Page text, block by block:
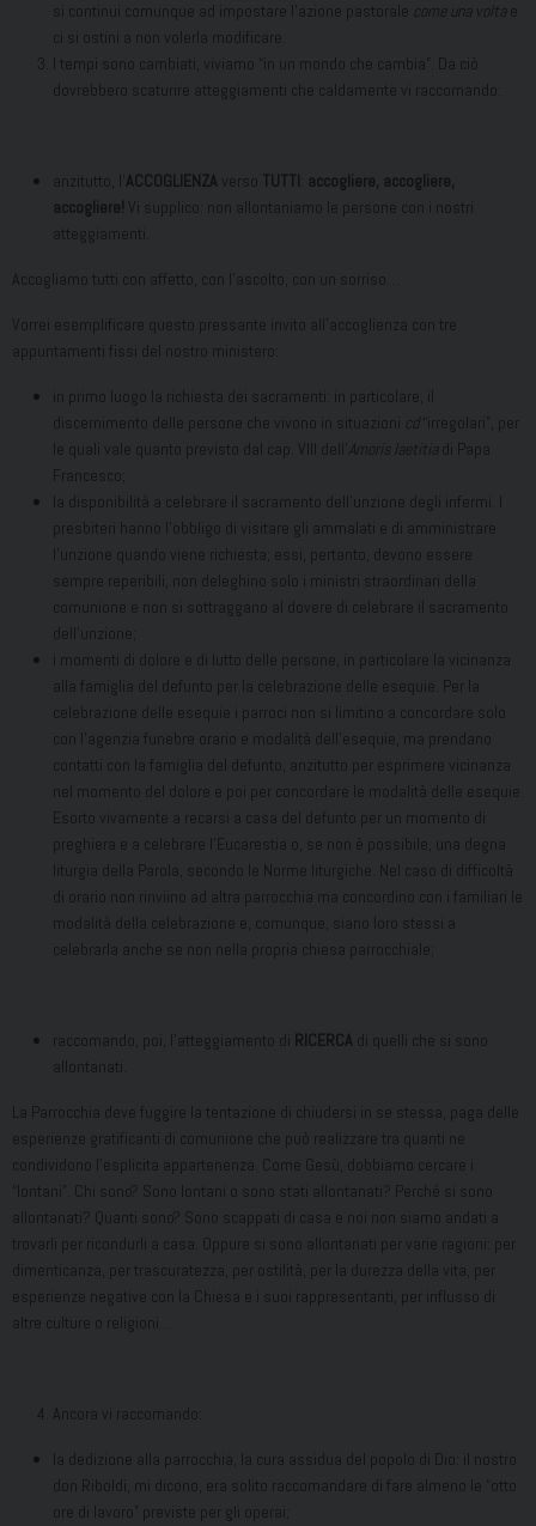
si continui comunque ad impostare l’azione pastorale come una volta e
ci si ostini a non volerla modificare.
I tempi sono cambiati, viviamo “in un mondo che cambia”. Da ciò
dovrebbero scaturire atteggiamenti che caldamente vi raccomando:
anzitutto, l’ACCOGLIENZA verso TUTTI
accogliere, accogliere,
accogliere! Vi supplico: non allontaniamo le persone con i nostri
atteggiamenti.
Accogliamo tutti con affetto, con l’ascolto, con un sorriso…
Vorrei esemplificare questo pressante invito all’accoglienza con tre
appuntamenti fissi del nostro ministero:
in primo luogo la richiesta dei sacramenti: in particolare, il
discernimento delle persone che vivono in situazioni cd“irregolari”, per
le quali vale quanto previsto dal cap. VIII dell’ Amoris laetitia di Papa
Francesco;
la disponibilità a celebrare il sacramento dell’unzione degli infermi. I
presbiteri hanno l’obbligo di visitare gli ammalati e di amministrare
l’unzione quando viene richiesta; essi, pertanto, devono essere
sempre reperibili, non deleghino solo i ministri straordinari della
comunione e non si sottraggano al dovere di celebrare il sacramento
dell’unzione;
i momenti di dolore e di lutto delle persone, in particolare la vicinanza
alla famiglia del defunto per la celebrazione delle esequie. Per la
celebrazione delle esequie i parroci non si limitino a concordare solo
con l’agenzia funebre orario e modalità dell’esequie, ma prendano
contatti con la famiglia del defunto, anzitutto per esprimere vicinanza
nel momento del dolore e poi per concordare le modalità delle esequie.
Esorto vivamente a recarsi a casa del defunto per un momento di
preghiera e a celebrare l’Eucarestia o, se non è possibile, una degna
liturgia della Parola, secondo le Norme liturgiche. Nel caso di difficoltà
di orario non rinviino ad altra parrocchia ma concordino con i familiari le
modalità della celebrazione e, comunque, siano loro stessi a
celebrarla anche se non nella propria chiesa parrocchiale;
raccomando, poi, l’atteggiamento di RICERCA di quelli che si sono
allontanati.
La Parrocchia deve fuggire la tentazione di chiudersi in se stessa, paga delle
esperienze gratificanti di comunione che può realizzare tra quanti ne
condividono l’esplicita appartenenza. Come Gesù, dobbiamo cercare i
“lontani”. Chi sono? Sono lontani o sono stati allontanati? Perché si sono
allontanati? Quanti sono? Sono scappati di casa e noi non siamo andati a
trovarli per ricondurli a casa. Oppure si sono allontanati per varie ragioni: per
dimenticanza, per trascuratezza, per ostilità, per la durezza della vita, per
esperienze negative con la Chiesa e i suoi rappresentanti, per influsso di
altre culture o religioni…
Ancora vi raccomando:
la dedizione alla parrocchia, la cura assidua del popolo di Dio: il nostro
don Riboldi, mi dicono, era solito raccomandare di fare almeno le “otto
ore di lavoro” previste per gli operai;